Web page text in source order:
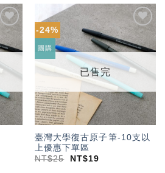
加入
「願
望輕
-24%
團購
加入
「願
望輕
已售完
臺灣大學復古原子筆-10支以
上優惠下單區
NT$25 NT$19